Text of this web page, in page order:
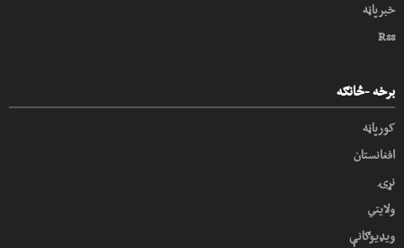
خبرپاڼه
Rss
برخه -څانګه
کورپاڼه
افغانستان
نړۍ
ولایتي
ویډیوګانې